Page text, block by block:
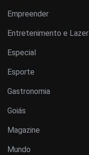
Empreender
Entretenimento e Lazer
Especial
Esporte
Gastronomia
Goiás
Magazine
Mundo